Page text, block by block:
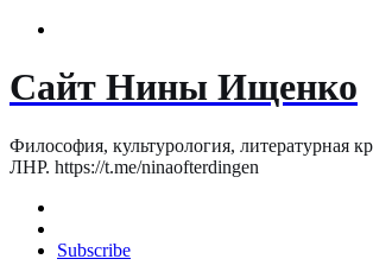
Сайт Нины Ищенко
Философия, культурология, литературная
ЛНР. https://t.me/ninaofterdingen
Subscribe